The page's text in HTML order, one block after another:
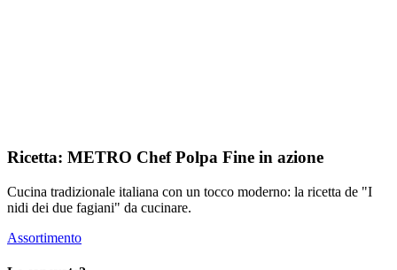
Ricetta: METRO Chef Polpa Fine in azione
Cucina tradizionale italiana con un tocco moderno: la ricetta de "I
nidi dei due fagiani" da cucinare.
Assortimento